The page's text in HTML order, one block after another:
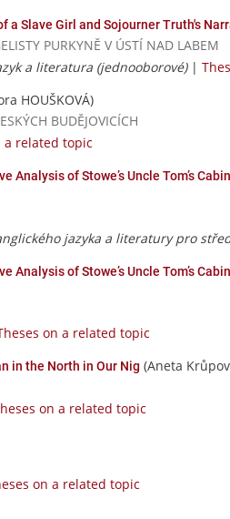
a Slave Girl and Sojourner Truth's
PURKYNĚ V ÚSTÍ NAD LABEM
a literatura (jednooborové)|
HOUŠKOVÁ)
BUDĚJOVICÍCH
a related topic
of Stowe’s Uncle Tom’s
jazyka a literatury pro
of Stowe’s Uncle Tom’s
on a related topic
in the North in Our Nig (Aneta
on a related topic
on a related topic